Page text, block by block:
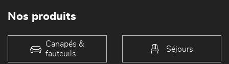
Nos produits
Canapés &
fauteuils
Séjours